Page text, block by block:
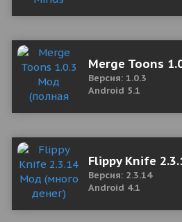
Merge Toons
Версия: 1.0.3
Android 5.1
Flippy Knife
Версия: 2.3.14
Android 4.1